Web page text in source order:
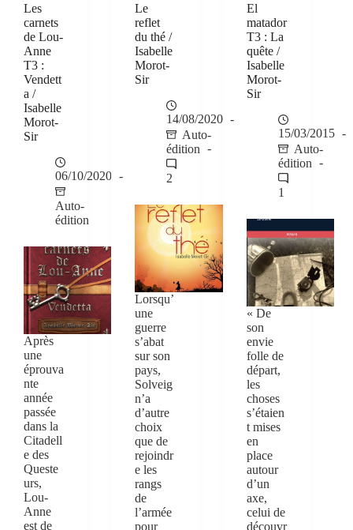
ANNIVERSAIRE
Les
carnets
de Lou-
Anne
T3 :
Vendett
a /
Isabelle
Morot-
Sir
06/10/2020
Auto-
édition
Après
une
éprouva
nte
année
passée
dans la
Citadell
e des
Queste
urs,
Lou-
Anne
est de
Le
reflet
du thé /
Isabelle
Morot-
Sir
14/08/2020
Auto-
édition
2
Lorsqu’
une
guerre
s’abat
sur son
pays,
Solveig
n’a
d’autre
choix
que de
rejoindr
e les
rangs
de
l’armée
pour
El
matador
T3 : La
quête /
Isabelle
Morot-
Sir
15/03/2015
Auto-
édition
1
« De
son
envie
folle de
départ,
les
choses
s’étaien
t mises
en
place
autour
d’un
axe,
celui de
découvr